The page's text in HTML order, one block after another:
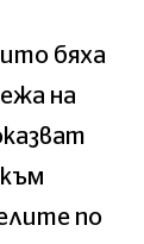
бяха
на
по